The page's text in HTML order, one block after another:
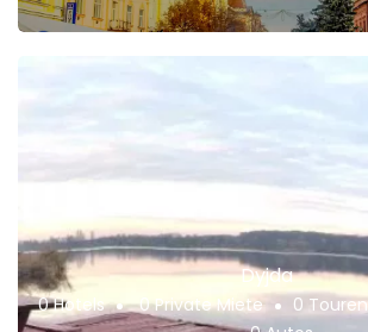
Dyjda
0 Hotels 0 Private Miete 0 Touren